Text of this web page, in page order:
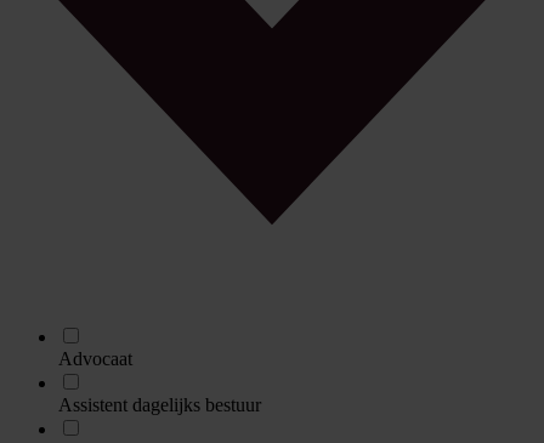
Advocaat
Assistent dagelijks bestuur